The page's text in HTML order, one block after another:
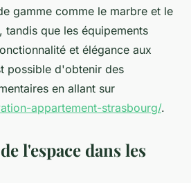
gamme comme le marbre et le
que les équipements
et élégance aux
possible d'obtenir des
en allant sur
appartement-strasbourg/.
l'espace dans les